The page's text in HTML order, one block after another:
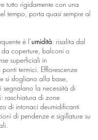
tutto rigidamente con una
tempo, porta quasi sempre al
è l’umidità: risalita dal
da coperture, balconi o
superficiali in
termici. Efflorescenze
si sfogliano alla base,
segnalano la necessità di
raschiatura di zone
di intonaci deumidificanti
di pendenze e sigillature su